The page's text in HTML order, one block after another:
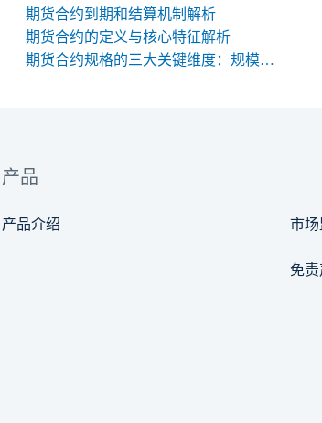
期货合约到期和结算机制解析
期货合约的定义与核心特征解析
期货合约规格的三大关键维度：规模、交割与标准化
产品
产品介绍 市场
免责